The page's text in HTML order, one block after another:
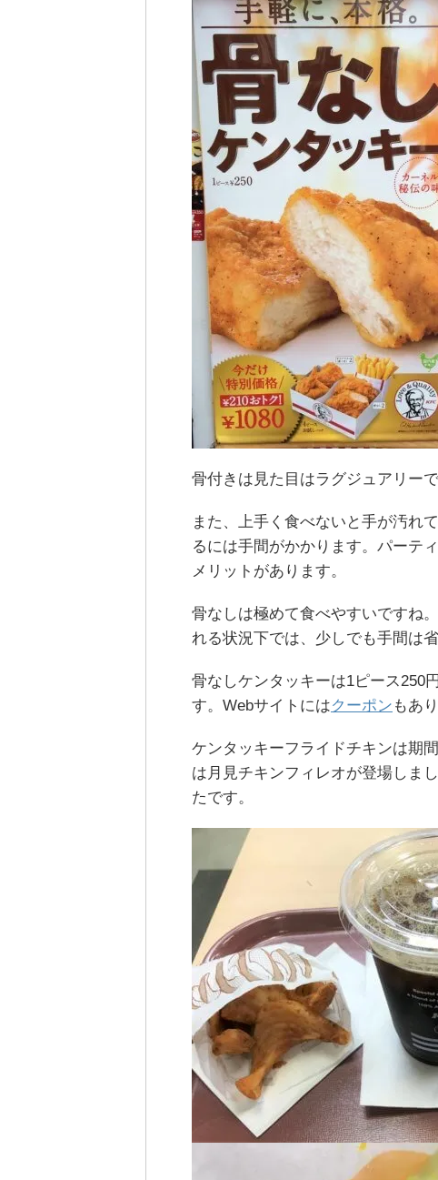
骨付きは見た目はラグジュアリー
また、上手く食べないと手が汚れ
るには手間がかかります。パーテ
メリットがあります。
骨なしは極めて食べやすいですね
れる状況下では、少しでも手間は
骨なしケンタッキーは1ピース250
す。Webサイトにはクーポン もあ
ケンタッキーフライドチキンは期
は月見チキンフィレオが登場しま
たです。